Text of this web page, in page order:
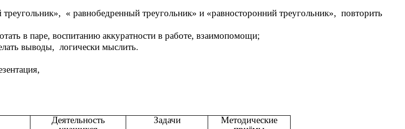
« равнобедренный треугольник» и «равносторонний треугольник», повторить
в паре, воспитанию аккуратности в работе, взаимопомощи;
выводы, логически мыслить.
Деятельность
Задачи
Методические